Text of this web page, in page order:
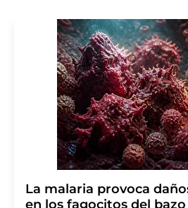
La malaria provoca
en los fagocitos del bazo